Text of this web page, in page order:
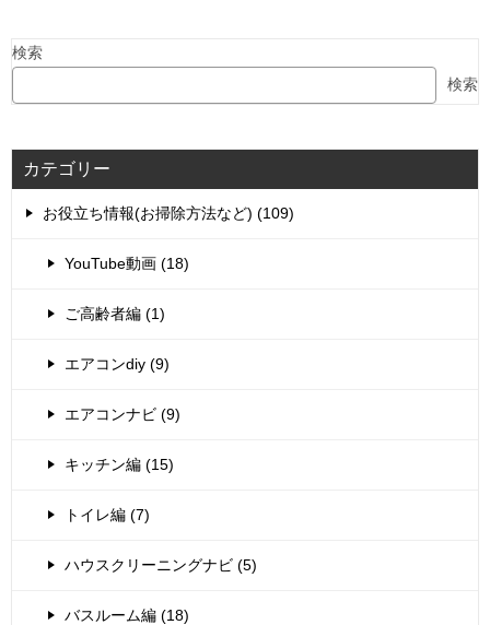
検索
検索
カテゴリー
お役立ち情報(お掃除方法など) (109)
YouTube動画 (18)
ご高齢者編 (1)
エアコンdiy (9)
エアコンナビ (9)
キッチン編 (15)
トイレ編 (7)
ハウスクリーニングナビ (5)
バスルーム編 (18)